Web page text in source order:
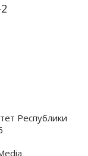
Республики